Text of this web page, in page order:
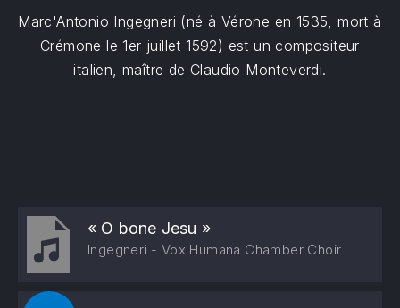
Marc'Antonio Ingegneri (né à Vérone en 1535, mort à
Crémone le 1er juillet 1592) est un compositeur
italien, maître de Claudio Monteverdi.
« O bone Jesu »
Ingegneri - Vox Humana Chamber Choir
Lecteur